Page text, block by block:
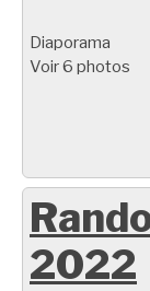
Diaporama
Voir 6 photos
2022